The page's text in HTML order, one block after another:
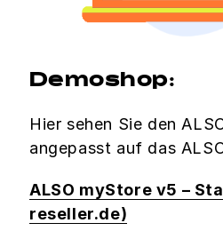
Demoshop:
Hier sehen Sie den
angepasst auf das
ALSO myStore v5 –
reseller.de)